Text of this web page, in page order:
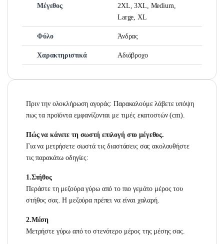
Μέγεθος
2XL, 3XL, Medium,
Large, XL
Φύλο Άνδρας
Χαρακτηριστικά Αδιάβροχο
Πριν την ολοκλήρωση αγοράς: Παρακαλούμε λάβετε υπόψη
πως τα προϊόντα εμφανίζονται με τιμές εκατοστών (cm).
Πώς να κάνετε τη σωστή επιλογή στο μέγεθος.
Για να μετρήσετε σωστά τις διαστάσεις σας ακολουθήστε
τις παρακάτω οδηγίες:
1.Στήθος
Περάστε τη μεζούρα γύρω από το πιο γεμάτο μέρος του
στήθος σας. Η μεζούρα πρέπει να είναι χαλαρή.
2.Μέση
Μετρήστε γύρω από το στενότερο μέρος της μέσης σας.